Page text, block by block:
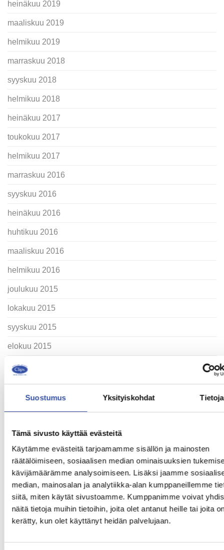
Suostumus Yksityiskohdat Tietoja
Tämä sivusto käyttää evästeitä
Käytämme evästeitä tarjoamamme sisällön ja mainosten
räätälöimiseen, sosiaalisen median ominaisuuksien
kävijämäärämme analysoimiseen. Lisäksi jaamme
median, mainosalan ja analytiikka-alan kumppaneillemme
siitä, miten käytät sivustoamme. Kumppanimme voivat
näitä tietoja muihin tietoihin, joita olet antanut heille tai joita
kerätty, kun olet käyttänyt heidän palvelujaan.
heinäkuu 2019
maaliskuu 2019
helmikuu 2019
marraskuu 2018
syyskuu 2018
helmikuu 2018
heinäkuu 2017
toukokuu 2017
helmikuu 2017
marraskuu 2016
syyskuu 2016
heinäkuu 2016
huhtikuu 2016
maaliskuu 2016
helmikuu 2016
joulukuu 2015
lokakuu 2015
syyskuu 2015
elokuu 2015
huhtikuu 2015
maaliskuu 2015
tammikuu 2015
KATEGORIAT
ajankohtaiset
Uncategorized